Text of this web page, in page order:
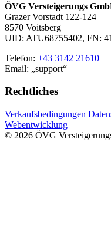
ÖVG Versteigerungs
Grazer Vorstadt 122-124
8570 Voitsberg
UID: ATU68755402, FN:
Telefon: +43 3142 21610
Email:
support
Rechtliches
Verkaufsbedingungen
Webentwicklung
© 2026 ÖVG